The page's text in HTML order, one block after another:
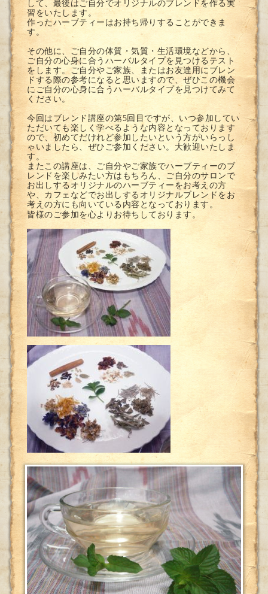
して、最後はご自分でオリジナルのブレンドを作る実
習をいたします。
作ったハーブティーはお持ち帰りすることができま
す。
その他に、ご自分の体質・気質・生活環境などから、
ご自分の心身に合うハーバルタイプを見つけるテスト
をします。ご自分やご家族、またはお友達用にブレン
ドする際の参考になると思いますので、ぜひこの機会
にご自分の心身に合うハーバルタイプを見つけてみて
ください。
今回はブレンド講座の第5回目ですが、いつ参加してい
ただいても楽しく学べるような内容となっております
ので、初めてだけれど参加したいという方がいらっし
ゃいましたら、ぜひご参加ください。大歓迎いたしま
す。
またこの講座は、ご自分やご家族でハーブティーのブ
レンドを楽しみたい方はもちろん、ご自分のサロンで
お出しするオリジナルのハーブティーをお考えの方
や、カフェなどでお出しするオリジナルブレンドをお
考えの方にも向いている内容となっております。
皆様のご参加を心よりお待ちしております。